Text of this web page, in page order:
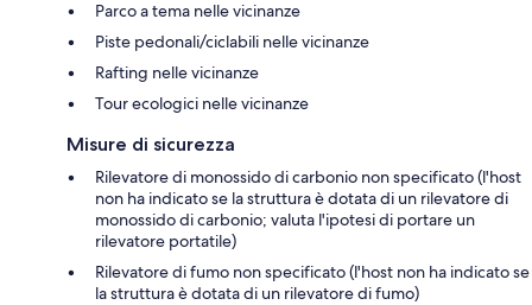
Parco a tema nelle vicinanze
Piste pedonali/ciclabili nelle vicinanze
Rafting nelle vicinanze
Tour ecologici nelle vicinanze
Misure di sicurezza
Rilevatore di monossido di carbonio non specificato (l'host
non ha indicato se la struttura è dotata di un rilevatore di
monossido di carbonio; valuta l'ipotesi di portare un
rilevatore portatile)
Rilevatore di fumo non specificato (l'host non ha indicato se
la struttura è dotata di un rilevatore di fumo)